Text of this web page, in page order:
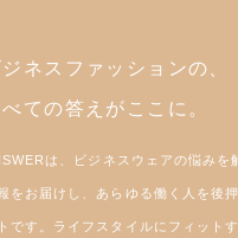
ジネスファッションの、
ての答えがここに。
は、ビジネスウェアの悩みを
をお届けし、あらゆる働く人を後
です。ライフスタイルにフィット